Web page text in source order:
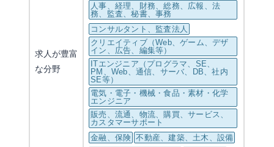
求人が豊富
な分野
人事、経理、財務、総務、広報、法
務、監査、秘書、事務
コンサルタント、監査法人
クリエイティブ（Web、ゲーム、デザ
イン、広告、編集等）
ITエンジニア（プログラマ、SE、
PM、Web、通信、サーバ、DB、社内
SE等）
電気・電子・機械・食品・素材・化学
エンジニア
販売、流通、物流、購買、サービス、
カスタマーサポート
金融、保険 不動産、建築、土木、設備